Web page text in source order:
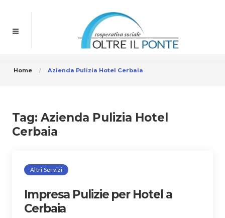
Home Azienda Pulizia Hotel Cerbaia
Tag: Azienda Pulizia Hotel
Cerbaia
Altri Servizi
Impresa Pulizie per Hotel a
Cerbaia